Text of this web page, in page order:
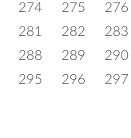
274 275 276
281 282 283
288 289 290
295 296 297